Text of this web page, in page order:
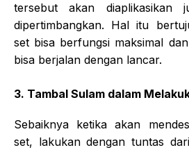
tersebut akan diaplikasikan
dipertimbangkan. Hal itu
set bisa berfungsi maksimal
bisa berjalan dengan lancar.
3. Tambal Sulam dalam
Sebaiknya ketika akan
set, lakukan dengan tuntas